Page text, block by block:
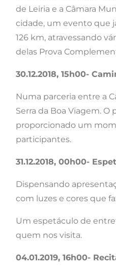
de Leiria e a Câmara
cidade, um evento que
126 km, atravessando
delas Prova
30.12.2018, 15h00-
Numa parceria entre a
Serra da Boa Viagem.
proporcionado um
participantes.
31.12.2018, 00h00-
Dispensando
com luzes e cores que
Um espetáculo de
quem nos visita.
04.01.2019, 16h00-